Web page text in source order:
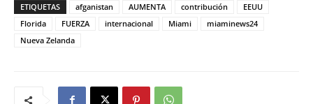
ETIQUETAS afganistan AUMENTA contribución
EEUU
Florida
FUERZA internacional Miami
miaminews24
Nueva Zelanda